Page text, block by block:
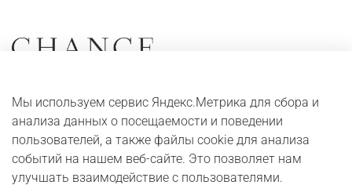
Серьги
Кольца
Колье
Адреса и контакты
Оплата и доставка
Digital журнал
Мы используем сервис Яндекс.Метрика для сбора и
анализа данных о посещаемости и поведении
пользователей, а также файлы cookie для анализа
событий на нашем веб-сайте. Это позволяет нам
улучшать взаимодействие с пользователями.